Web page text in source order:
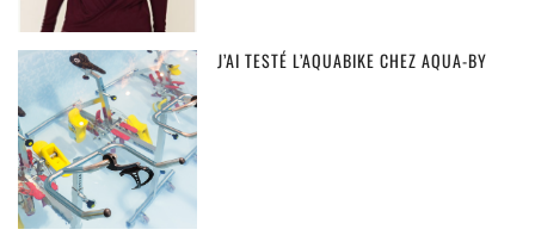
J’AI TESTÉ L’AQUABIKE CHEZ AQUA-BY